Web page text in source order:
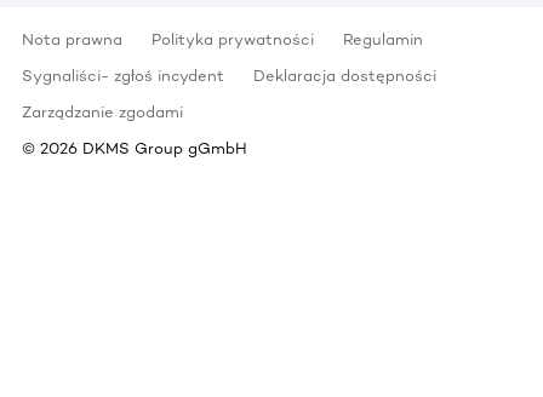
Nota prawna Polityka prywatności
Regulamin
Sygnaliści- zgłoś incydent
Deklaracja dostępności
Zarządzanie zgodami
© 2026 DKMS Group gGmbH